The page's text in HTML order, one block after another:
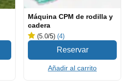
Máquina CPM de rodilla y
cadera
(5.0/5) (4)
Añadir al carrito